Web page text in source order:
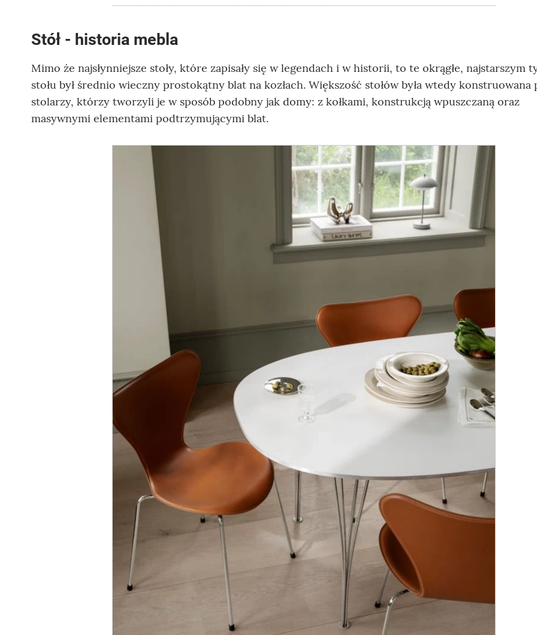
Stół - historia mebla
Mimo że najsłynniejsze stoły, które zapisały się w legendach i w historii, to te okrągłe, najstarszym
stołu był średnio wieczny prostokątny blat na kozłach. Większość stołów była wtedy konstruowana
stolarzy, którzy tworzyli je w sposób podobny jak domy: z kołkami, konstrukcją wpuszczaną oraz
masywnymi elementami podtrzymującymi blat.